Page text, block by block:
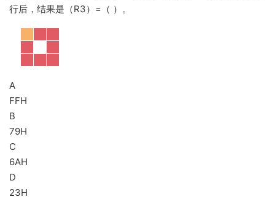
行后，结果是（R3）=（ ）。
A
FFH
B
79H
C
6AH
D
23H